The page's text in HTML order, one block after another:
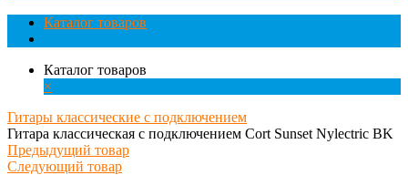
Каталог товаров
Каталог товаров
×
Гитары классические с подключением
Гитара классическая с подключением Cort Sunset Nylectric BK
Предыдущий товар
Следующий товар